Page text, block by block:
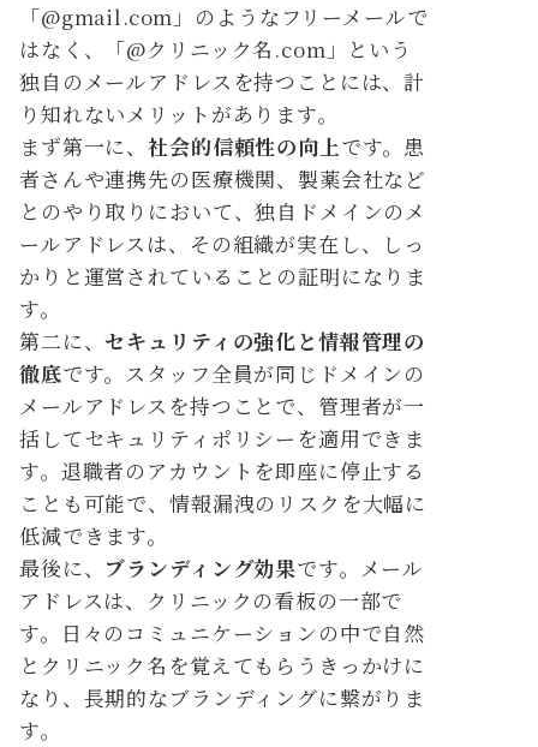
「@gmail.com」のようなフリーメールで
はなく、「@クリニック名.com」という
独自のメールアドレスを持つことには、計
り知れないメリットがあります。
まず第一に、社会的信頼性の向上です。患
者さんや連携先の医療機関、製薬会社など
とのやり取りにおいて、独自ドメインのメ
ールアドレスは、その組織が実在し、しっ
かりと運営されていることの証明になりま
す。
第二に、セキュリティの強化と情報管理の
徹底です。スタッフ全員が同じドメインの
メールアドレスを持つことで、管理者が一
括してセキュリティポリシーを適用できま
す。退職者のアカウントを即座に停止する
ことも可能で、情報漏洩のリスクを大幅に
低減できます。
最後に、 ブランディング効果です。メール
アドレスは、クリニックの看板の一部で
す。日々のコミュニケーションの中で自然
とクリニック名を覚えてもらうきっかけに
なり、長期的なブランディングに繋がりま
す。